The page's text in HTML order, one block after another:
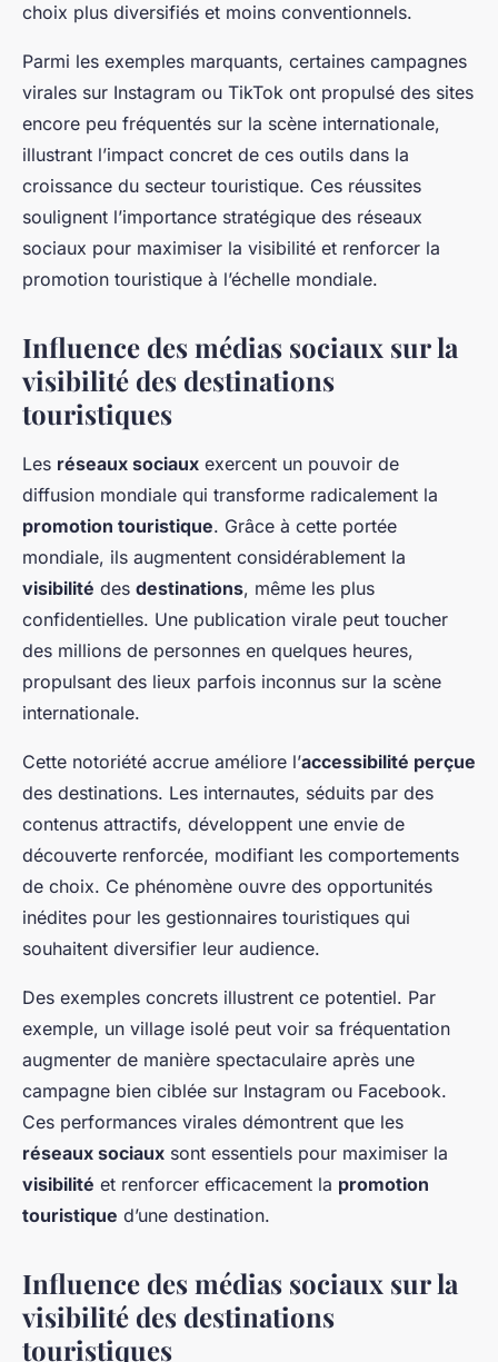
choix plus diversifiés et moins conventionnels.
Parmi les exemples marquants, certaines campagnes
virales sur Instagram ou TikTok ont propulsé des sites
encore peu fréquentés sur la scène internationale,
illustrant l’impact concret de ces outils dans la
croissance du secteur touristique. Ces réussites
soulignent l’importance stratégique des réseaux
sociaux pour maximiser la visibilité et renforcer la
promotion touristique à l’échelle mondiale.
Influence des médias sociaux sur la
visibilité des destinations
touristiques
Les réseaux sociaux exercent un pouvoir de
diffusion mondiale qui transforme radicalement la
promotion touristique. Grâce à cette portée
mondiale, ils augmentent considérablement la
visibilité des destinations, même les plus
confidentielles. Une publication virale peut toucher
des millions de personnes en quelques heures,
propulsant des lieux parfois inconnus sur la scène
internationale.
Cette notoriété accrue améliore l’accessibilité perçue
des destinations. Les internautes, séduits par des
contenus attractifs, développent une envie de
découverte renforcée, modifiant les comportements
de choix. Ce phénomène ouvre des opportunités
inédites pour les gestionnaires touristiques qui
souhaitent diversifier leur audience.
Des exemples concrets illustrent ce potentiel. Par
exemple, un village isolé peut voir sa fréquentation
augmenter de manière spectaculaire après une
campagne bien ciblée sur Instagram ou Facebook.
Ces performances virales démontrent que les
réseaux sociaux sont essentiels pour maximiser la
visibilité et renforcer efficacement la promotion
touristique d’une destination.
Influence des médias sociaux sur la
visibilité des destinations
touristiques